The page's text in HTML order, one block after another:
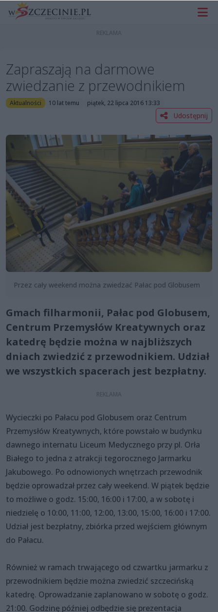
Zapraszają na darmowe
zwiedzanie z przewodnikiem
Aktualności 10 lat temu piątek, 22 lipca 2016 13:33
Udostępnij
Przez cały weekend można zwiedzać Pałac pod Globusem
Gmach filharmonii, Pałac pod Globusem,
Centrum Przemysłów Kreatywnych oraz
katedrę będzie można w najbliższych
dniach zwiedzić z przewodnikiem. Udział
we wszystkich spacerach jest bezpłatny.
Wycieczki po Pałacu pod Globusem oraz Centrum
Przemysłów Kreatywnych, które powstało w budynku
dawnego internatu Liceum Medycznego przy pl. Orła
Białego to jedna z atrakcji tegorocznego Jarmarku
Jakubowego. Po odnowionych wnętrzach przewodnik
będzie oprowadzał przez cały weekend. W piątek będzie
to możliwe o godz. 15:00, 16:00 i 17:00, a w sobotę i
niedzielę o 10:00, 11:00, 12:00, 13:00, 15:00, 16:00 i 17:00.
Udział jest bezpłatny, zbiórka przed wejściem głównym
do Pałacu.
Również w ramach trwającego od czwartku jarmarku z
przewodnikiem będzie można zwiedzić szczecińską
katedrę. Oprowadzanie zaplanowano w sobotę o godz.
21:00. Godzinę później odbędzie się prezentacja